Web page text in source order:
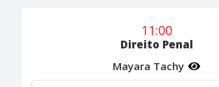
11:00
Direito Penal
Mayara Tachy